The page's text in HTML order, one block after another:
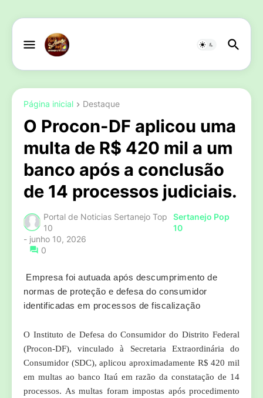
Página inicial Destaque
O Procon-DF aplicou uma
multa de R$ 420 mil a um
banco após a conclusão
de 14 processos judiciais.
Portal de Noticias Sertanejo Top
10
Sertanejo Pop
10
- junho 10, 2026
0
Empresa foi autuada após descumprimento de
normas de proteção e defesa do consumidor
identificadas em processos de fiscalização
O Instituto de Defesa do Consumidor do Distrito Federal
(Procon-DF), vinculado à Secretaria Extraordinária do
Consumidor (SDC), aplicou aproximadamente R$ 420 mil
em multas ao banco Itaú em razão da constatação de 14
processos. As multas foram impostas após procedimento